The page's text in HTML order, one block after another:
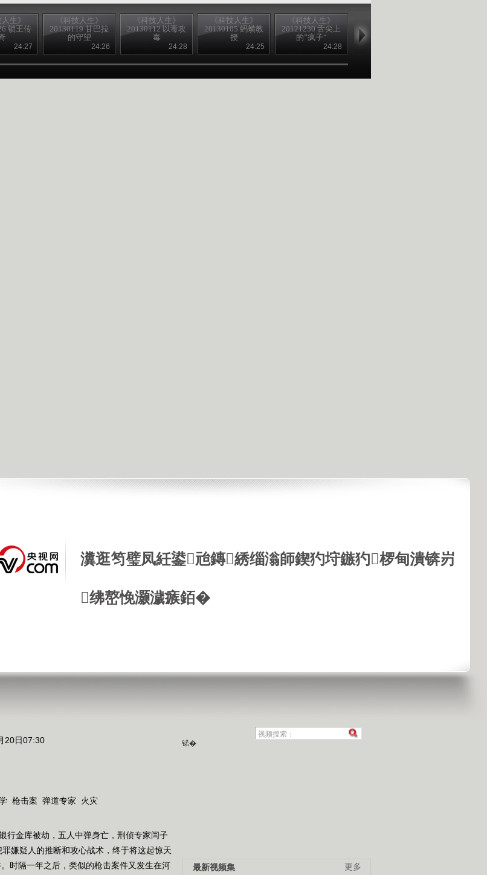
瀵逛笉璧凤紝鍙兘鏄綉缁滃師鍥犳垨鏃犳椤甸潰锛岃
绋嶅悗灏濊瘯銆�
人生》
锁王传
24:27
《科技人生》
20130119 甘巴拉
的守望
24:26
《科技人生》
20130112 以毒攻
毒
24:28
《科技人生》
20130105 蚂蟥教
授
24:25
《科技人生》
20121230 舌尖上
的”疯子“
24:28
20121223 缉毒群
20日07:30
枪击案 弹道专家 火灾
行金库被劫，五人中弹身亡，刑侦专家闫子
嫌疑人的推断和攻心战术，终于将这起惊天
时隔一年之后，类似的枪击案件又发生在河
锘�
更多
最新视频集